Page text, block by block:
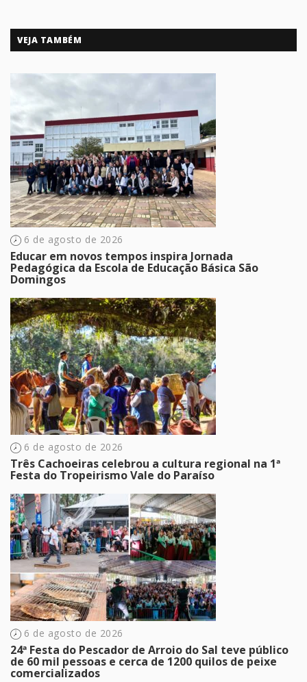
VEJA TAMBÉM
6 de agosto de 2026
Educar em novos tempos inspira Jornada
Pedagógica da Escola de Educação Básica São
Domingos
6 de agosto de 2026
Três Cachoeiras celebrou a cultura regional na 1ª
Festa do Tropeirismo Vale do Paraíso
6 de agosto de 2026
24ª Festa do Pescador de Arroio do Sal teve público
de 60 mil pessoas e cerca de 1200 quilos de peixe
comercializados